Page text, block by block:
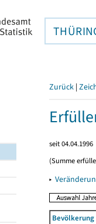
Zurück |
seit 04.04.1996
(Summe
▸